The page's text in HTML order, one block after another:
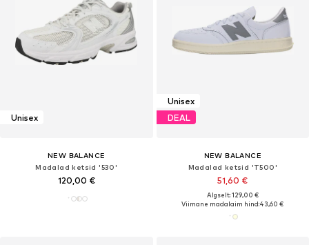
Unisex
NEW BALANCE
Madalad ketsid '530'
120,00 €
Unisex
DEAL
NEW BALANCE
Madalad ketsid 'T500'
51,60 €
Algselt: 129,00 €
Viimane madalaim hind:43,60 €